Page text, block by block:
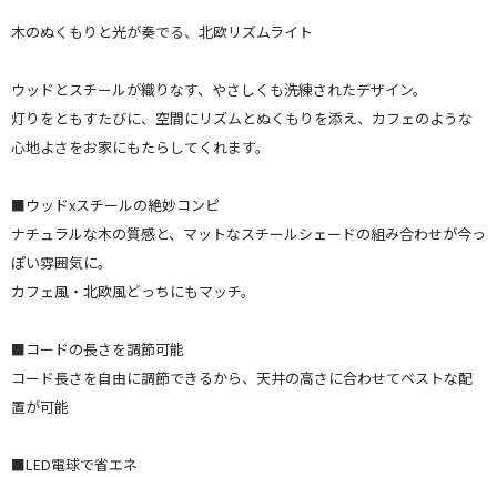
木のぬくもりと光が奏でる、北欧リズムライト
ウッドとスチールが織りなす、やさしくも洗練されたデザイン。
灯りをともすたびに、空間にリズムとぬくもりを添え、カフェのような
心地よさをお家にもたらしてくれます。
■ウッドxスチールの絶妙コンピ
ナチュラルな木の質感と、マットなスチールシェードの組み合わせが今っ
ぽい雰囲気に。
カフェ風・北欧風どっちにもマッチ。
■コードの長さを調節可能
コード長さを自由に調節できるから、天井の高さに合わせてベストな配
置が可能
■LED電球で省エネ